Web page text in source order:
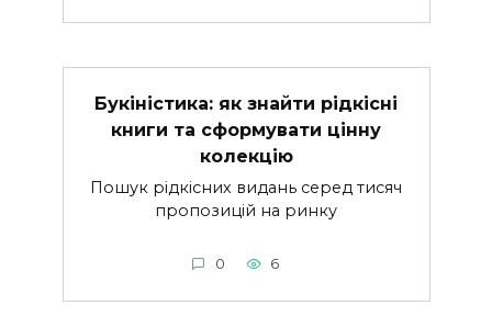
Букіністика: як знайти рідкісні
книги та сформувати цінну
колекцію
Пошук рідкісних видань серед тисяч
пропозицій на ринку
0 6